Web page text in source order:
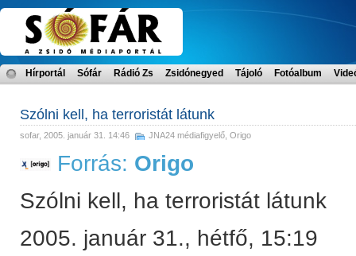
Hírportál Sófár Rádió Zs Zsidónegyed Tájoló Fotóalbum
Szólni kell, ha terroristát látunk
sofar, 2005. január 31. 14:46 JNA24 médiafigyelő Origo
Forrás: Origo
Szólni kell, ha terroristát látunk
2005. január 31., hétfő, 15:19